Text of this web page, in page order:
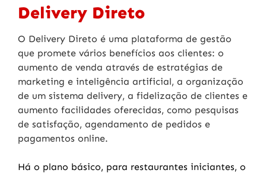
Delivery Direto
O Delivery Direto é uma plataforma de gestão
que promete vários benefícios aos clientes: o
aumento de venda através de estratégias de
marketing e inteligência artificial, a organização
de um sistema delivery, a fidelização de clientes e
aumento facilidades oferecidas, como pesquisas
de satisfação, agendamento de pedidos e
pagamentos online.
Há o plano básico, para restaurantes iniciantes, o